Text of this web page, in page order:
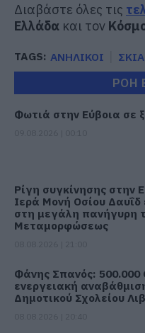
Διαβάστε όλες τις
Ελλάδα και τον
TAGS: ΑΝΗΛΙΚΟΙ
ΡΟΗ
Φωτιά στην Εύβοια σε
Ρίγη συγκίνησης στην
Ιερά Μονή Οσίου
στη μεγάλη πανήγυρη
Μεταμορφώσεως
Φάνης Σπανός: 500.000
ενεργειακή
Δημοτικού Σχολείου